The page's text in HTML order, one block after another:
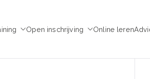
Open inschrijving Online leren